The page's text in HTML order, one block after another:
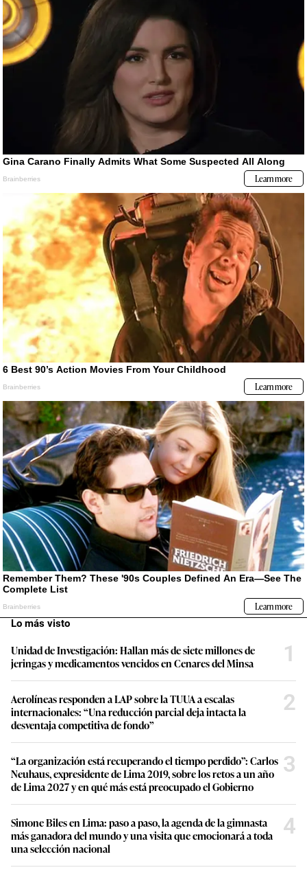
Lo más visto
Unidad de Investigación: Hallan más de siete millones de
jeringas y medicamentos vencidos en Cenares del Minsa
1
Aerolíneas responden a LAP sobre la TUUA a escalas
internacionales: “Una reducción parcial deja intacta la
desventaja competitiva de fondo”
2
“La organización está recuperando el tiempo perdido”: Carlos
Neuhaus, expresidente de Lima 2019, sobre los retos a un año
de Lima 2027 y en qué más está preocupado el Gobierno
3
Simone Biles en Lima: paso a paso, la agenda de la gimnasta
más ganadora del mundo y una visita que emocionará a toda
una selección nacional
4